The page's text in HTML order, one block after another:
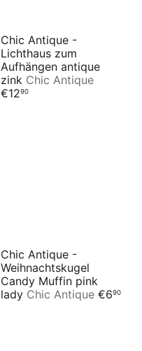
Chic Antique -
Lichthaus zum
Aufhängen antique
zink Chic Antique
€1290
Chic Antique -
Weihnachtskugel
Candy Muffin pink
lady Chic Antique €690